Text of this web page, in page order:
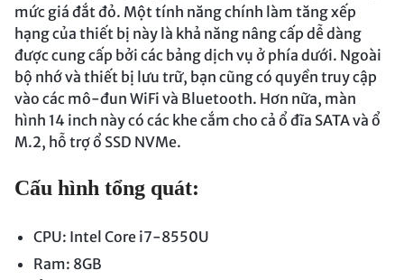
mức giá đắt đỏ. Một tính năng chính làm tăng xếp
hạng của thiết bị này là khả năng nâng cấp dễ dàng
được cung cấp bởi các bảng dịch vụ ở phía dưới. Ngoài
bộ nhớ và thiết bị lưu trữ, bạn cũng có quyền truy cập
vào các mô-đun WiFi và Bluetooth. Hơn nữa, màn
hình 14 inch này có các khe cắm cho cả ổ đĩa SATA và ổ
M.2, hỗ trợ ổ SSD NVMe.
Cấu hình tổng quát:
CPU: Intel Core i7-8550U
Ram: 8GB